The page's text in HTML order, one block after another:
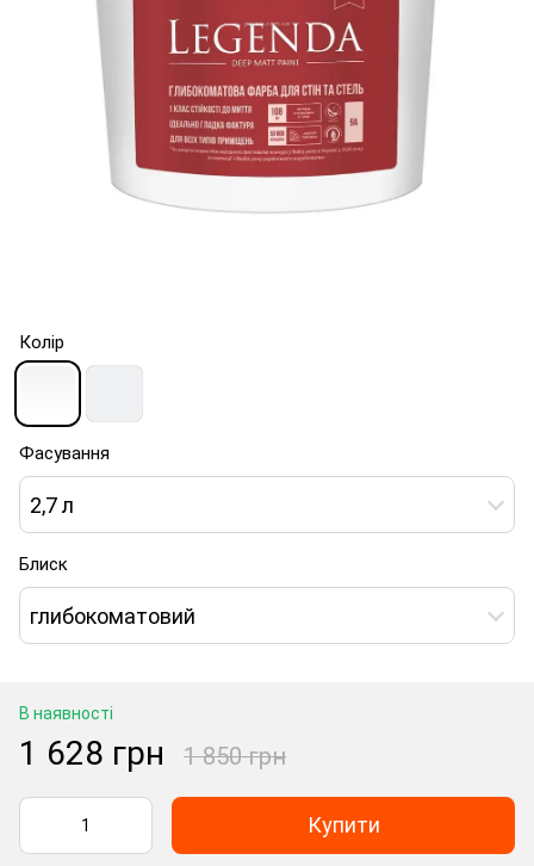
Колір
Фасування
2,7 л
Блиск
глибокоматовий
В наявності
1 628 грн 1 850 грн
Купити